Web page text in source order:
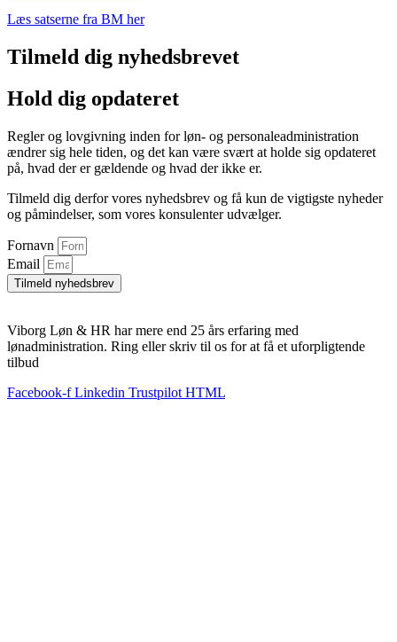
Læs satserne fra BM her
Tilmeld dig nyhedsbrevet
Hold dig opdateret
Regler og lovgivning inden for løn- og personaleadministration
ændrer sig hele tiden, og det kan være svært at holde sig opdateret
på, hvad der er gældende og hvad der ikke er.
Tilmeld dig derfor vores nyhedsbrev og få kun de vigtigste nyheder
og påmindelser, som vores konsulenter udvælger.
Fornavn
Email
Tilmeld nyhedsbrev
Viborg Løn & HR har mere end 25 års erfaring med
lønadministration. Ring eller skriv til os for at få et uforpligtende
tilbud
Facebook-f Linkedin Trustpilot HTML